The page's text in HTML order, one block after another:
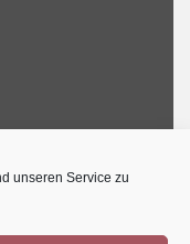
unseren Service zu